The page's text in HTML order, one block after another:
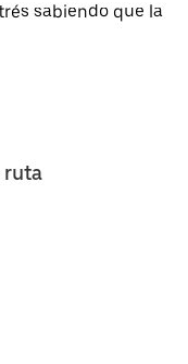
sabiendo que la
ruta